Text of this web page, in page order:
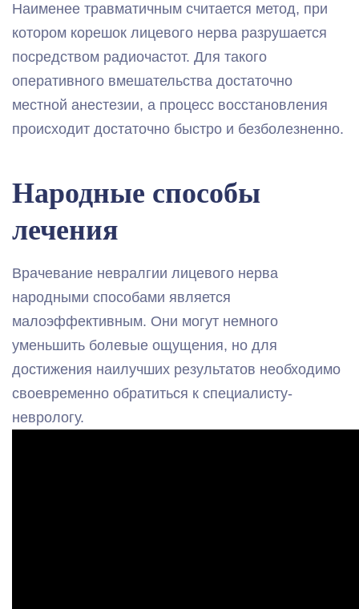
Наименее травматичным считается метод, при
котором корешок лицевого нерва разрушается
посредством радиочастот. Для такого
оперативного вмешательства достаточно
местной анестезии, а процесс восстановления
происходит достаточно быстро и безболезненно.
Народные способы
лечения
Врачевание невралгии лицевого нерва
народными способами является
малоэффективным. Они могут немного
уменьшить болевые ощущения, но для
достижения наилучших результатов необходимо
своевременно обратиться к специалисту-
неврологу.